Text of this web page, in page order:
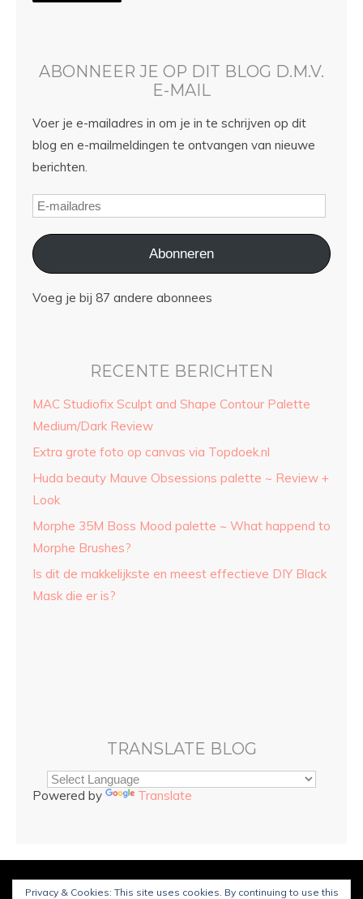
ABONNEER JE OP DIT BLOG D.M.V.
E-MAIL
Voer je e-mailadres in om je in te schrijven op dit
blog en e-mailmeldingen te ontvangen van nieuwe
berichten.
Abonneren
Voeg je bij 87 andere abonnees
RECENTE BERICHTEN
MAC Studiofix Sculpt and Shape Contour Palette
Medium/Dark Review
Extra grote foto op canvas via Topdoek.nl
Huda beauty Mauve Obsessions palette ~ Review +
Look
Morphe 35M Boss Mood palette ~ What happend to
Morphe Brushes?
Is dit de makkelijkste en meest effectieve DIY Black
Mask die er is?
TRANSLATE BLOG
Powered by Translate
© CopyrightSarah and Beauty2025. Mogelijk gemaakt door
Privacy & Cookies: This site uses cookies. By continuing to use this